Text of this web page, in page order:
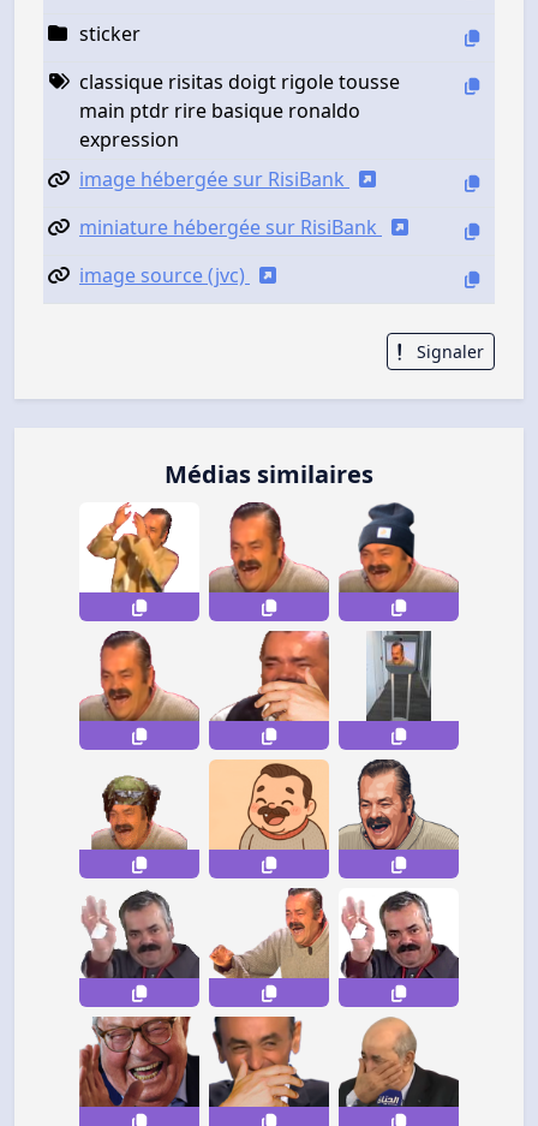
sticker
classique risitas doigt rigole tousse
main ptdr rire basique ronaldo
expression
image hébergée sur RisiBank
miniature hébergée sur RisiBank
image source (jvc)
Signaler
Médias similaires